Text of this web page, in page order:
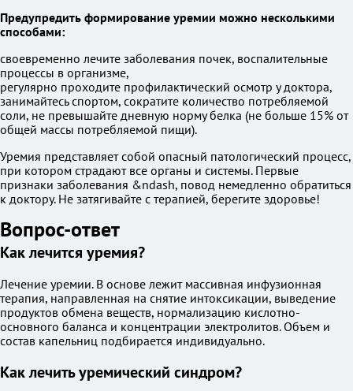
Предупредить формирование уремии можно несколькими
способами:
своевременно лечите заболевания почек, воспалительные
процессы в организме,
регулярно проходите профилактический осмотр у доктора,
занимайтесь спортом, сократите количество потребляемой
соли, не превышайте дневную норму белка (не больше 15% от
общей массы потребляемой пищи).
Уремия представляет собой опасный патологический процесс,
при котором страдают все органы и системы. Первые
признаки заболевания &ndash, повод немедленно обратиться
к доктору. Не затягивайте с терапией, берегите здоровье!
Вопрос-ответ
Как лечится уремия?
Лечение уремии. В основе лежит массивная инфузионная
терапия, направленная на снятие интоксикации, выведение
продуктов обмена веществ, нормализацию кислотно-
основного баланса и концентрации электролитов. Объем и
состав капельниц подбирается индивидуально.
Как лечить уремический синдром?